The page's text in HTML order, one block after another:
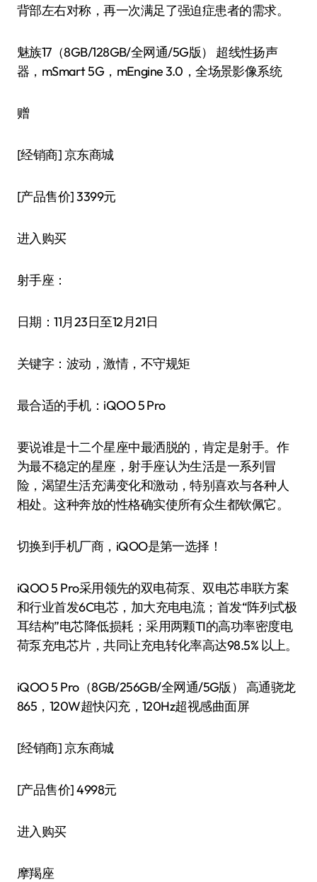
背部左右对称，再一次满足了强迫症患者的需求。
魅族17（8GB/128GB/全网通/5G版） 超线性扬声
器，mSmart 5G，mEngine 3.0，全场景影像系统
赠
[经销商]京东商城
[产品售价]3399元
进入购买
射手座：
日期：11月23日至12月21日
关键字：波动，激情，不守规矩
最合适的手机：iQOO 5 Pro
要说谁是十二个星座中最洒脱的，肯定是射手。作
为最不稳定的星座，射手座认为生活是一系列冒
险，渴望生活充满变化和激动，特别喜欢与各种人
相处。这种奔放的性格确实使所有众生都钦佩它。
切换到手机厂商，iQOO是第一选择！
iQOO 5 Pro采用领先的双电荷泵、双电芯串联方案
和行业首发6C电芯，加大充电电流；首发“阵列式极
耳结构”电芯降低损耗；采用两颗TI的高功率密度电
荷泵充电芯片，共同让充电转化率高达98.5% 以上。
iQOO 5 Pro（8GB/256GB/全网通/5G版） 高通骁龙
865，120W超快闪充，120Hz超视感曲面屏
[经销商]京东商城
[产品售价]4998元
进入购买
摩羯座